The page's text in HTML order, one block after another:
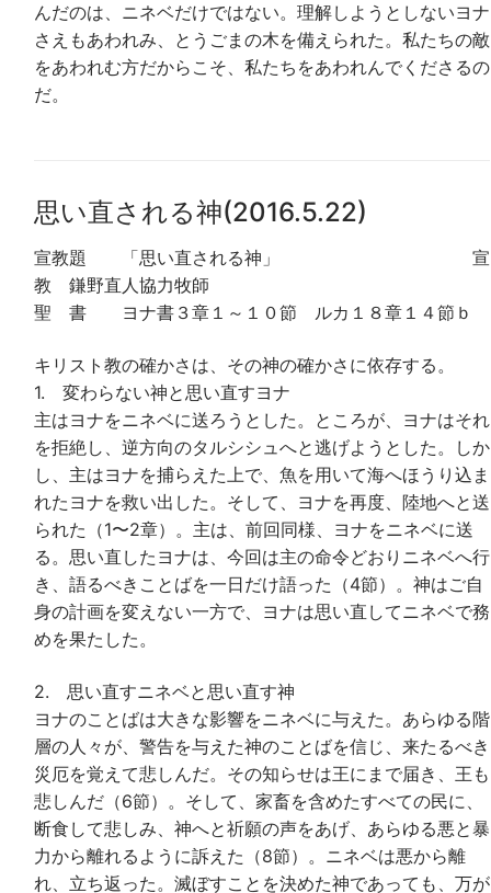
んだのは、ニネベだけではない。理解しようとしないヨナ
さえもあわれみ、とうごまの木を備えられた。私たちの敵
をあわれむ方だからこそ、私たちをあわれんでくださるの
だ。
思い直される神(2016.5.22)
宣教題 「思い直される神」 宣
教 鎌野直人協力牧師
聖 書 ヨナ書３章１～１０節 ルカ１８章１４節ｂ
キリスト教の確かさは、その神の確かさに依存する。
1. 変わらない神と思い直すヨナ
主はヨナをニネベに送ろうとした。ところが、ヨナはそれ
を拒絶し、逆方向のタルシシュへと逃げようとした。しか
し、主はヨナを捕らえた上で、魚を用いて海へほうり込ま
れたヨナを救い出した。そして、ヨナを再度、陸地へと送
られた（1〜2章）。主は、前回同様、ヨナをニネベに送
る。思い直したヨナは、今回は主の命令どおりニネベへ行
き、語るべきことばを一日だけ語った（4節）。神はご自
身の計画を変えない一方で、ヨナは思い直してニネベで務
めを果たした。
2. 思い直すニネベと思い直す神
ヨナのことばは大きな影響をニネベに与えた。あらゆる階
層の人々が、警告を与えた神のことばを信じ、来たるべき
災厄を覚えて悲しんだ。その知らせは王にまで届き、王も
悲しんだ（6節）。そして、家畜を含めたすべての民に、
断食して悲しみ、神へと祈願の声をあげ、あらゆる悪と暴
力から離れるように訴えた（8節）。ニネベは悪から離
れ、立ち返った。滅ぼすことを決めた神であっても、万が